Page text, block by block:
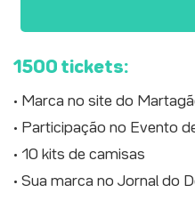
1500 tickets:
• Marca no site do
• Participação no Evento
• 10 kits de camisas
• Sua marca no Jornal do